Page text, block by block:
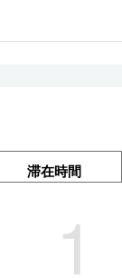
滞在時間
1